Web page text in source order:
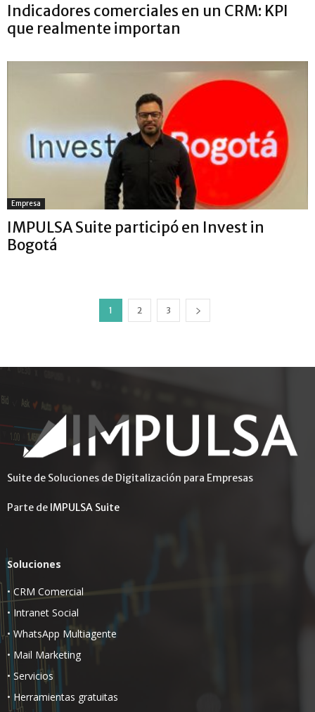
Indicadores comerciales en un CRM: KPI
que realmente importan
Empresa
IMPULSA Suite participó en Invest in
Bogotá
1 2 3
Suite de Soluciones de Digitalización para Empresas
Parte de IMPULSA Suite
Soluciones
•CRM Comercial
• Intranet Social
• WhatsApp Multiagente
• Mail Marketing
• Servicios
• Herramientas gratuitas